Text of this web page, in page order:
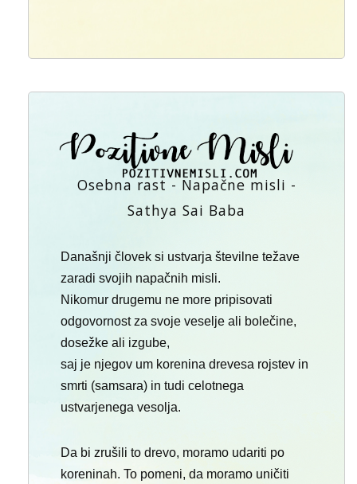
Osebna rast - Napačne misli -
Sathya Sai Baba
Današnji človek si ustvarja številne težave
zaradi svojih napačnih misli.
Nikomur drugemu ne more pripisovati
odgovornost za svoje veselje ali bolečine,
dosežke ali izgube,
saj je njegov um korenina drevesa rojstev in
smrti (samsara) in tudi celotnega
ustvarjenega vesolja.
Da bi zrušili to drevo, moramo udariti po
koreninah. To pomeni, da moramo uničiti